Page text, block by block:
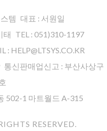
템 대표 : 서원일
태 TEL : 051)310-1197
: HELP@LTSYS.CO.KR
통신판매업신고 : 부산사상구
502-1 마트월드 A-315
RESERVED.